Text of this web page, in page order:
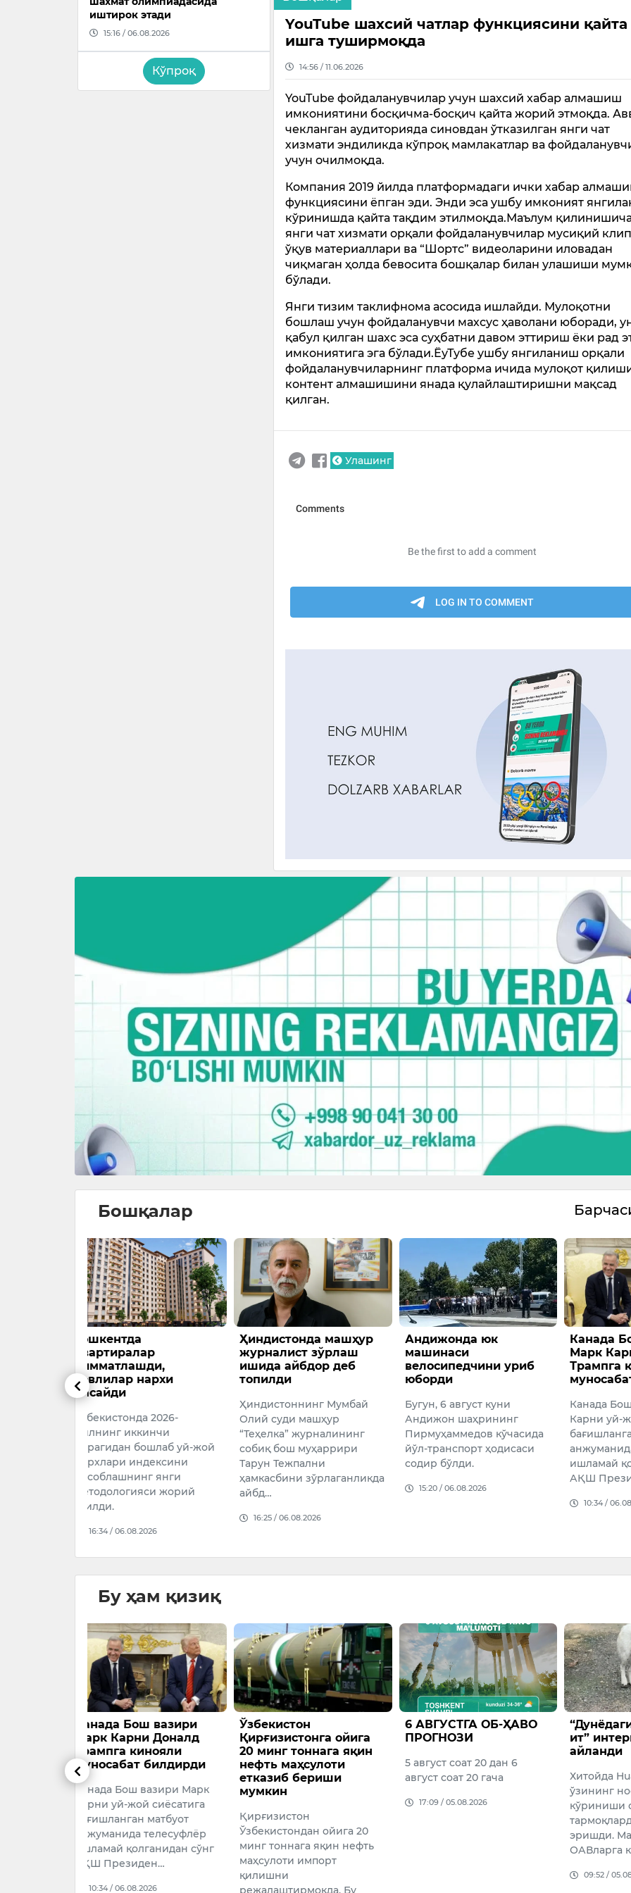
иштирок этади
15:16 / 06.08.2026
Кўпроқ
YouTube шахсий чатлар функциясини қайта
ишга туширмоқда
14:56 / 11.06.2026
YouTube фойдаланувчилар учун шахсий хабар алмашиш
имкониятини босқичма-босқич қайта жорий этмоқда.
чекланган аудиторияда синовдан ўтказилган янги чат
хизмати эндиликда кўпроқ мамлакатлар ва
учун очилмоқда.
Компания 2019 йилда платформадаги ички хабар
функциясини ёпган эди. Энди эса ушбу имконият
кўринишда қайта тақдим этилмоқда.Маълум
янги чат хизмати орқали фойдаланувчилар мусиқий
ўқув материаллари ва “Шортс” видеоларини иловадан
чиқмаган ҳолда бевосита бошқалар билан улашиши
бўлади.
Янги тизим таклифнома асосида ишлайди. Мулоқотни
бошлаш учун фойдаланувчи махсус ҳаволани юборади,
қабул қилган шахс эса суҳбатни давом эттириш ёки рад
имкониятига эга бўлади.ЁуТубе ушбу янгиланиш орқали
фойдаланувчиларнинг платформа ичида мулоқот
контент алмашишини янада қулайлаштиришни мақсад
қилган.
Улашинг
Бошқалар
Ҳиндистонда машҳур
журналист зўрлаш
ишида айбдор деб
топилди
Олий суди машҳур
“Теҳелка” журналининг
собиқ бош муҳаррири
Тарун Тежпални
ҳамкасбини зўрлаганликда
айбд…
Андижонда юк
машинаси
велосипедчини уриб
юборди
Бугун, 6 август куни
Андижон шаҳрининг
Пирмуҳаммедов кўчасида
йўл-транспорт ҳодисаси
содир бўлди.
Канада Бош вазири
Марк Карни Доналд
Трампга кинояли
муносабат билдирди
Канада Бош вазири Марк
Карни уй-жой сиёсатига
бағишланган матбуот
анжуманида телесуфлёр
ишламай қолганидан сўнг
Сесар
эфир
учраб,
09:25 /
Бу ҳам қизиқ
Ўзбекистон
Қирғизистонга ойига
20 минг тоннага яқин
нефть маҳсулоти
мумкин
Қирғизистон
Ўзбекистондан ойига 20
минг тоннага яқин нефть
маҳсулоти импорт
режалаштирмоқда. Бу
6 АВГУСТГА ОБ-ҲАВО
ПРОГНОЗИ
5 август соат 20 дан 6
август соат 20 гача
“Дунёдаги энг хунук
ит” интернет юлдузига
Хитойда Huahua лақабли ит
кўриниши сабаб ижтимоий
16:02 /